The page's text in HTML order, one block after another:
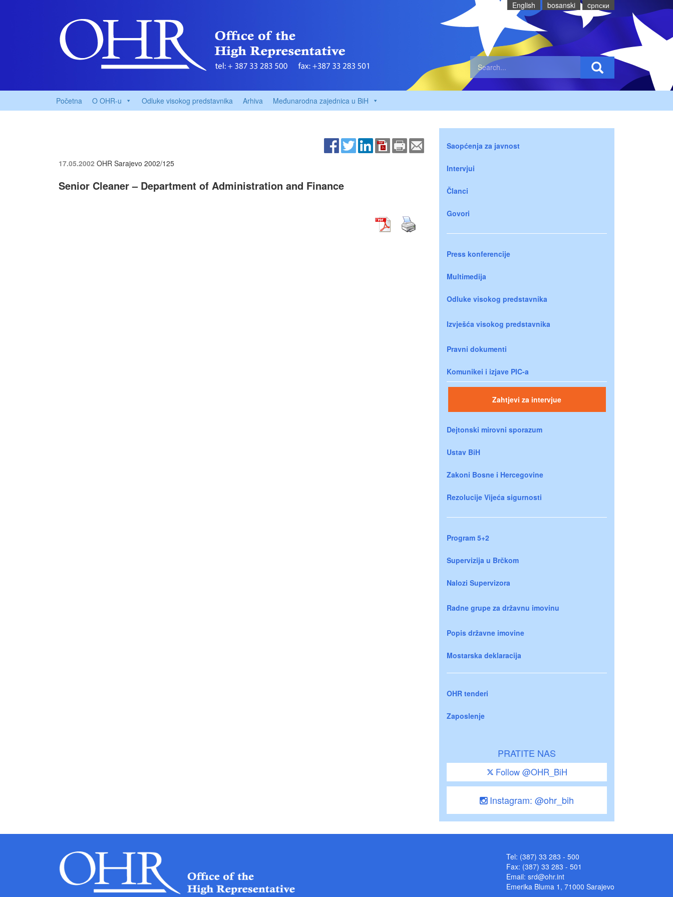
English bosanski cрпски
Početna O OHR-u Odluke visokog predstavnika Arhiva Međunarodna zajednica u BiH
17.05.2002 OHR Sarajevo 2002/125
Senior Cleaner – Department of Administration and Finance
Saopćenja za javnost
Intervjui
Članci
Govori
Press konferencije
Multimedija
Odluke visokog predstavnika
Izvješća visokog predstavnika
Pravni dokumenti
Komunikei i izjave PIC-a
Zahtjevi za intervjue
Dejtonski mirovni sporazum
Ustav BiH
Zakoni Bosne i Hercegovine
Rezolucije Vijeća sigurnosti
Program 5+2
Supervizija u Brčkom
Nalozi Supervizora
Radne grupe za državnu imovinu
Popis državne imovine
Mostarska deklaracija
OHR tenderi
Zaposlenje
PRATITE NAS
Follow @OHR_BiH
Instagram: @ohr_bih
Tel: (387) 33 283 - 500
Fax: (387) 33 283 - 501
Email: srd@ohr.int
Emerika Bluma 1, 71000 Sarajevo